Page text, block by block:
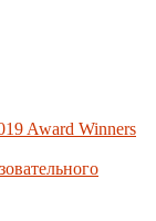
Award Winners